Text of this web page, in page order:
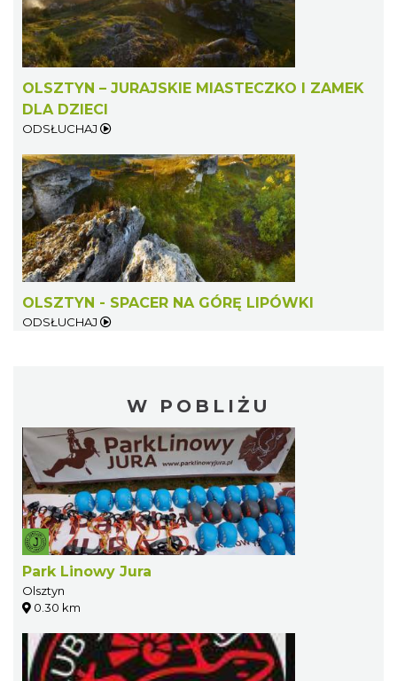
OLSZTYN – JURAJSKIE MIASTECZKO I ZAMEK
DLA DZIECI
ODSŁUCHAJ
OLSZTYN - SPACER NA GÓRĘ LIPÓWKI
ODSŁUCHAJ
W POBLIŻU
Park Linowy Jura
Olsztyn
0.30 km